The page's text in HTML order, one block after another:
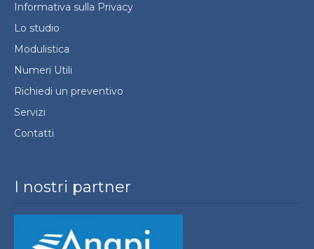
I nostri partner
Informativa sulla Privacy
Lo studio
Modulistica
Numeri Utili
Richiedi un preventivo
Servizi
Contatti